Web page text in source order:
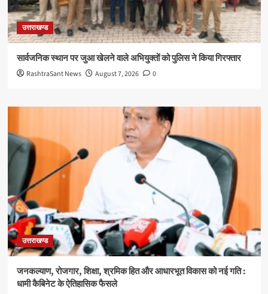
उत्तराखण्ड
सार्वजनिक स्थान पर जुआ खेलने वाले अभियुक्तों को पुलिस ने किया गिरफ्तार
RashtraSant News August 7, 2026 0
उत्तराखण्ड
जनकल्याण, रोजगार, शिक्षा, श्रमिक हित और आधारभूत विकास को नई गति :
धामी कैबिनेट के ऐतिहासिक फैसले